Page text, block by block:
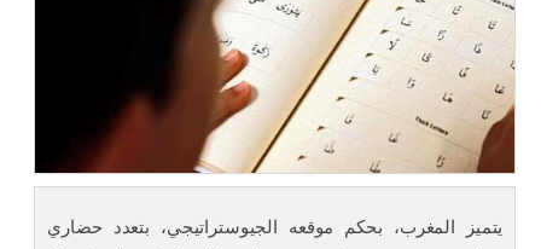
يتميز المغرب، بحكم موقعه الجيوستراتيجي، بتعدد حضاري